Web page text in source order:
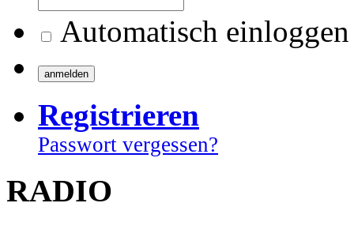
Automatisch einloggen
Registrieren
Passwort vergessen?
RADIO